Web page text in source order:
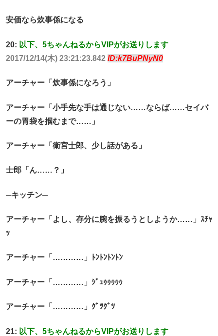
安価なら炊事係になる
20: 以下、5ちゃんねるからVIPがお送りします
2017/12/14(木) 23:21:23.842 ID:k7BuPNyN0
アーチャー「炊事係になろう」
アーチャー「小手先な手は通じない……ならば……セイバ
ーの胃袋を掴むまで……」
アーチャー「衛宮士郎、少し話がある」
士郎「ん……？」
─キッチン─
アーチャー「よし、存分に腕を振るうとしようか……」ｽﾁｬ
ｯ
アーチャー「…………」ﾄﾝﾄﾝﾄﾝﾄﾝ
アーチャー「…………」ｼﾞｭｩｩｩｩｩ
アーチャー「…………」ｸﾞﾂｸﾞﾂ
21: 以下、5ちゃんねるからVIPがお送りします